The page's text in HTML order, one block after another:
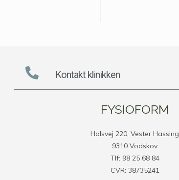
Kontakt klinikken
FYSIOFORM
Halsvej 220, Vester Hassing
9310 Vodskov
Tlf: 98 25 68 84
CVR: 38735241